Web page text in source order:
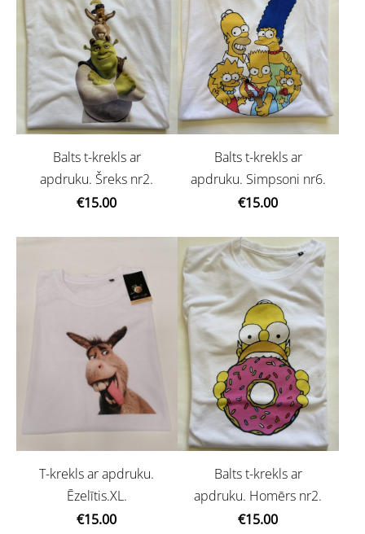
Balts t-krekls ar
apdruku. Šreks nr2.
€15.00
Balts t-krekls ar
apdruku. Simpsoni nr6.
€15.00
T-krekls ar apdruku.
Ēzelītis.XL.
€15.00
Balts t-krekls ar
apdruku. Homērs nr2.
€15.00